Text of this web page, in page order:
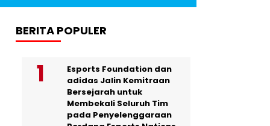
BERITA POPULER
Esports Foundation dan
adidas Jalin Kemitraan
Bersejarah untuk
Membekali Seluruh Tim
pada Penyelenggaraan